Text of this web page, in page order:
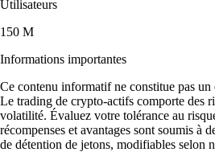
Utilisateurs
150 M
Informations importantes
Ce contenu informatif ne constitue pas un
Le trading de crypto-actifs comporte des
volatilité. Évaluez votre tolérance au
récompenses et avantages sont soumis à
de détention de jetons, modifiables selon